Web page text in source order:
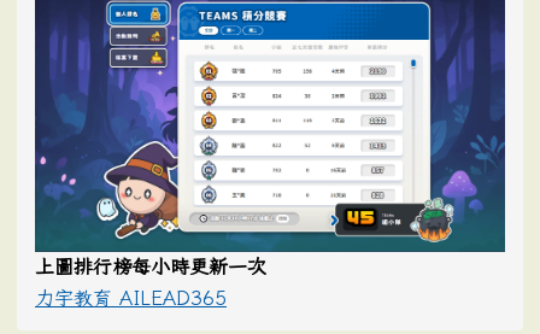
上圖排行榜每小時更新一次
力宇教育 AILEAD365